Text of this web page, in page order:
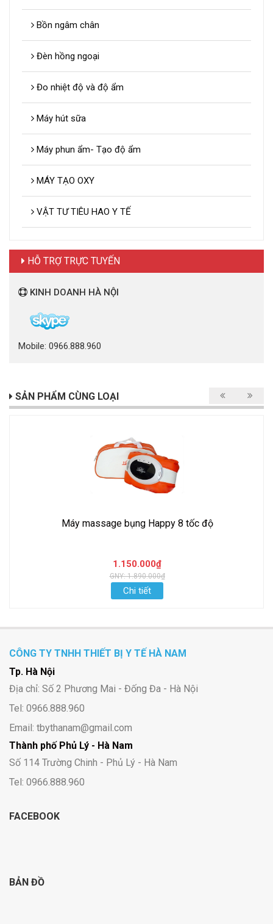
Bồn ngâm chân
Đèn hồng ngoại
Đo nhiệt độ và độ ẩm
Máy hút sữa
Máy phun ẩm- Tạo độ ẩm
MÁY TẠO OXY
VẬT TƯ TIÊU HAO Y TẾ
HỖ TRỢ TRỰC TUYẾN
KINH DOANH HÀ NỘI
Mobile: 0966.888.960
SẢN PHẨM CÙNG LOẠI
Máy massage bụng Happy 8 tốc độ
1.150.000₫
GNY: 1.890.000₫
Chi tiết
CÔNG TY TNHH THIẾT BỊ Y TẾ HÀ NAM
Tp. Hà Nội
Địa chỉ: Số 2 Phương Mai - Đống Đa - Hà Nội
Tel: 0966.888.960
Email: tbythanam@gmail.com
Thành phố Phủ Lý - Hà Nam
Số 114 Trường Chinh - Phủ Lý - Hà Nam
Tel: 0966.888.960
FACEBOOK
BẢN ĐỒ